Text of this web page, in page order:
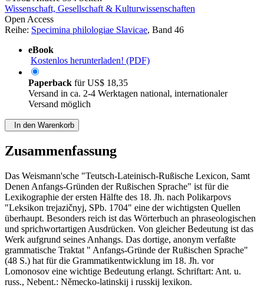
Wissenschaft, Gesellschaft & Kulturwissenschaften
Open Access
Reihe: Specimina philologiae Slavicae, Band 46
eBook
Kostenlos herunterladen! (PDF)
Paperback fürUS$ 18,35
Versand in ca. 2-4 Werktagen national, internationaler
Versand möglich
In den Warenkorb
Zusammenfassung
Das Weismann'sche "Teutsch-Lateinisch-Rußische Lexicon, Samt
Denen Anfangs-Gründen der Rußischen Sprache" ist für die
Lexikographie der ersten Hälfte des 18. Jh. nach Polikarpovs
"Leksikon trejazičnyj, SPb. 1704" eine der wichtigsten Quellen
überhaupt. Besonders reich ist das Wörterbuch an phraseologischen
und sprichwortartigen Ausdrücken. Von gleicher Bedeutung ist das
Werk aufgrund seines Anhangs. Das dortige, anonym verfaßte
grammatische Traktat " Anfangs-Gründe der Rußischen Sprache"
(48 S.) hat für die Grammatikentwicklung im 18. Jh. vor
Lomonosov eine wichtige Bedeutung erlangt. Schriftart: Ant. u.
russ., Nebent.: Německo-latinskij i russkij lexikon.